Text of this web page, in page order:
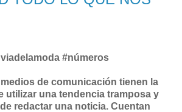
#números
de comunicación tienen la
utilizar una tendencia tramposa y
redactar una noticia. Cuentan